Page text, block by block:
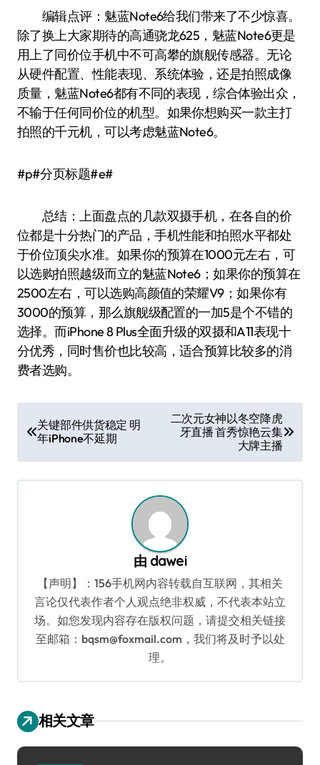
编辑点评：魅蓝Note6给我们带来了不少惊喜。
除了换上大家期待的高通骁龙625，魅蓝Note6更是
用上了同价位手机中不可高攀的旗舰传感器。无论
从硬件配置、性能表现、系统体验，还是拍照成像
质量，魅蓝Note6都有不同的表现，综合体验出众，
不输于任何同价位的机型。如果你想购买一款主打
拍照的千元机，可以考虑魅蓝Note6。
#p#分页标题#e#
总结：上面盘点的几款双摄手机，在各自的价
位都是十分热门的产品，手机性能和拍照水平都处
于价位顶尖水准。如果你的预算在1000元左右，可
以选购拍照越级而立的魅蓝Note6；如果你的预算在
2500左右，可以选购高颜值的荣耀V9；如果你有
3000的预算，那么旗舰级配置的一加5是个不错的
选择。而iPhone 8 Plus全面升级的双摄和A11表现十
分优秀，同时售价也比较高，适合预算比较多的消
费者选购。
章
导
航
关键部件供货稳定 明
年iPhone不延期
二次元女神以冬空降虎
牙直播 首秀惊艳云集
大牌主播
由 dawei
【声明】：156手机网内容转载自互联网，其相关
言论仅代表作者个人观点绝非权威，不代表本站立
场。如您发现内容存在版权问题，请提交相关链接
至邮箱：bqsm@foxmail.com，我们将及时予以处
理。
相关文章